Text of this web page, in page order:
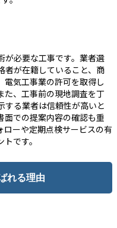
が必要な工事です。業者選
者が在籍していること、商
電気工事業の許可を取得し
た、工事前の現地調査を丁
する業者は信頼性が高いと
面での提案内容の確認も重
ローや定期点検サービスの有
です。
れる理由